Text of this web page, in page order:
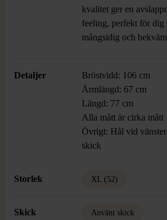
kvalitet ger en
feeling, perfekt för dig
mångsidig och
Detaljer
Bröstvidd: 106 cm
Ärmlängd: 67 cm
Längd: 77 cm
Alla mått är cirka mått
Övrigt: Hål vid
skick
Storlek XL (52)
Skick Använt skick